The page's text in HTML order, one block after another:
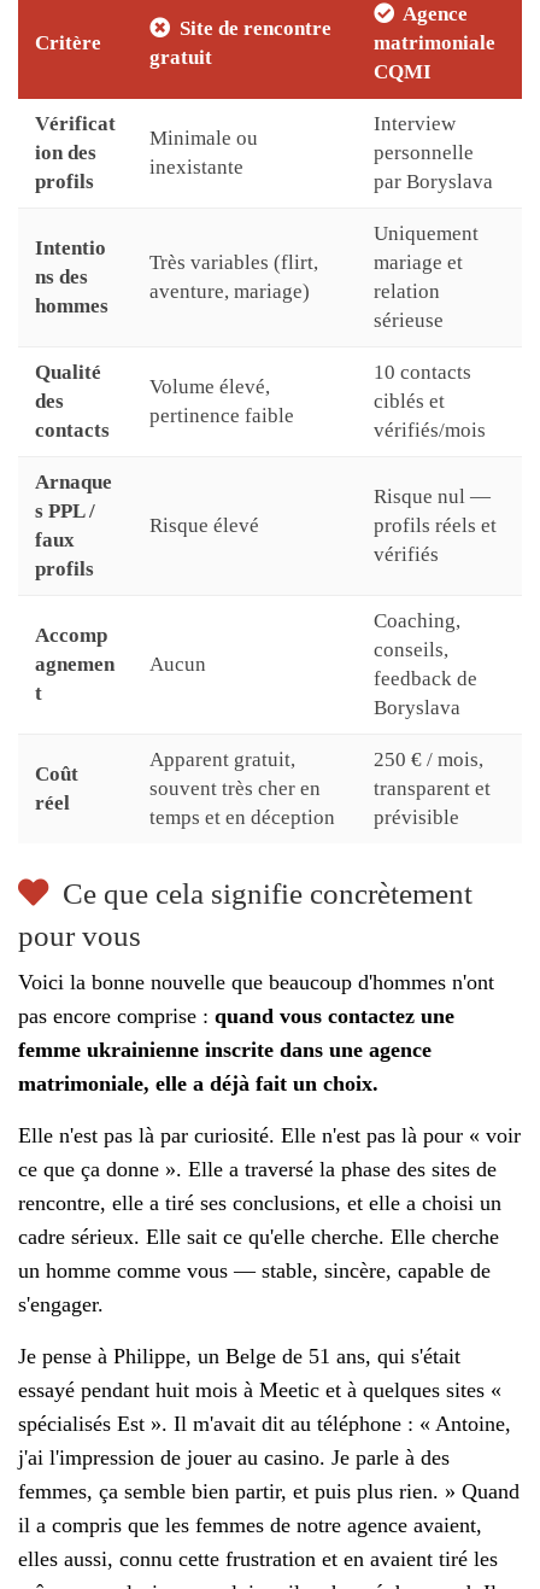
Critère
Site de rencontre
gratuit
Agence
matrimoniale
CQMI
Vérificat
ion des
profils
Minimale ou
inexistante
Interview
personnelle
par Boryslava
Intentio
ns des
hommes
Très variables (flirt,
aventure, mariage)
Uniquement
mariage et
relation
sérieuse
Qualité
des
contacts
Volume élevé,
pertinence faible
10 contacts
ciblés et
vérifiés/mois
Arnaque
s PPL /
faux
profils
Risque élevé
Risque nul —
profils réels et
vérifiés
Accomp
agnemen
t
Aucun
Coaching,
conseils,
feedback de
Boryslava
Coût
réel
Apparent gratuit,
souvent très cher en
temps et en déception
250 € / mois,
transparent et
prévisible
Ce que cela signifie concrètement
pour vous
Voici la bonne nouvelle que beaucoup d'hommes n'ont
pas encore comprise : quand vous contactez une
femme ukrainienne inscrite dans une agence
matrimoniale, elle a déjà fait un choix.
Elle n'est pas là par curiosité. Elle n'est pas là pour « voir
ce que ça donne ». Elle a traversé la phase des sites de
rencontre, elle a tiré ses conclusions, et elle a choisi un
cadre sérieux. Elle sait ce qu'elle cherche. Elle cherche
un homme comme vous — stable, sincère, capable de
s'engager.
Je pense à Philippe, un Belge de 51 ans, qui s'était
essayé pendant huit mois à Meetic et à quelques sites «
spécialisés Est ». Il m'avait dit au téléphone : « Antoine,
j'ai l'impression de jouer au casino. Je parle à des
femmes, ça semble bien partir, et puis plus rien. » Quand
il a compris que les femmes de notre agence avaient,
elles aussi, connu cette frustration et en avaient tiré les